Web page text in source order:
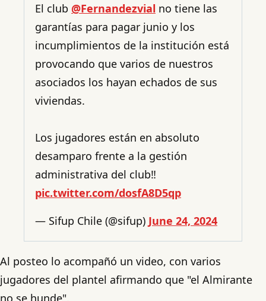
El club @Fernandezvial no tiene las
garantías para pagar junio y los
incumplimientos de la institución está
provocando que varios de nuestros
asociados los hayan echados de sus
viviendas.
Los jugadores están en absoluto
desamparo frente a la gestión
administrativa del club‼️
pic.twitter.com/dosfA8D5qp
— Sifup Chile (@sifup) June 24, 2024
Al posteo lo acompañó un video, con varios
jugadores del plantel afirmando que "el Almirante
no se hunde".